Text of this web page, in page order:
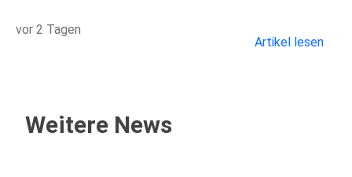
vor 2 Tagen
Artikel lesen
Weitere News